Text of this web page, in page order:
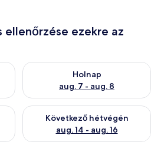
ellenőrzése ezekre az
ellenőrzése: aug. 6 - aug. 7
Holnap
aug. 7 - aug. 8
A holnapi rendelkezésre állás
állás ellenőrzése: aug. 7 -
Következő hétvégén
aug. 14 - aug. 16
A következő hétvégi